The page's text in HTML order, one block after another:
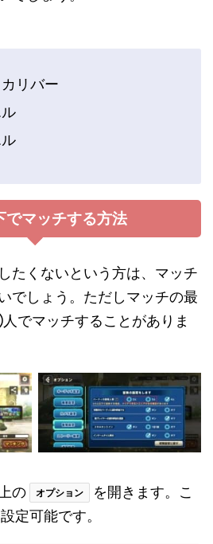
リバー
でマッチする方法
たくないという方は、マッチ
でしょう。ただしマッチの最
でマッチすることがありま
の オプション
を開きます。こ
定可能です。